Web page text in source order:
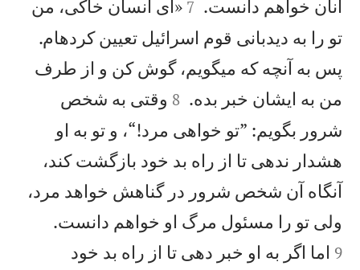
آنان خواهم دانست. 

7 «ای انسان خاكی، من
تو را به دیدبانی قوم اسرائيل تعيين كردهام.
پس به آنچه كه میگويم، گوش كن و از طرف
من به ايشان خبر بده. 

8 وقتی به شخص
شرور بگويم: ”تو خواهی مرد!“، و تو به او
هشدار ندهی تا از راه بد خود بازگشت كند،
آنگاه آن شخص شرور در گناهش خواهد مرد،
ولی تو را مسئول مرگ او خواهم دانست.
9 اما اگر به او خبر دهی تا از راه بد خود